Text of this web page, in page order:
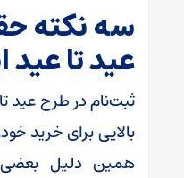
سه نکته
عید تا عید
ثبت‌نام در طرح عید
بالایی برای خرید
همین دلیل بعضی